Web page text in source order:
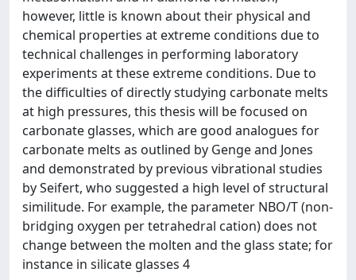
however, little is known about their physical and
chemical properties at extreme conditions due to
technical challenges in performing laboratory
experiments at these extreme conditions. Due to
the difficulties of directly studying carbonate melts
at high pressures, this thesis will be focused on
carbonate glasses, which are good analogues for
carbonate melts as outlined by Genge and Jones
and demonstrated by previous vibrational studies
by Seifert, who suggested a high level of structural
similitude. For example, the parameter NBO/T (non-
bridging oxygen per tetrahedral cation) does not
change between the molten and the glass state; for
instance in silicate glasses 4